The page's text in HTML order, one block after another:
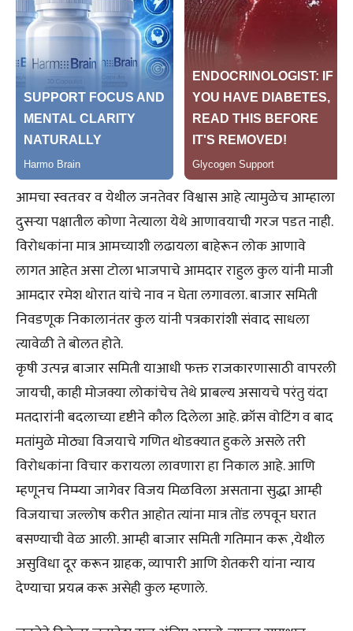
आमचा स्वतःवर व येथील जनतेवर विश्वास आहे त्यामुळेच आम्हाला
दुसऱ्या पक्षातील कोणा नेत्याला येथे आणावयाची गरज पडत नाही.
विरोधकांना मात्र आमच्याशी लढायला बाहेरून लोक आणावे
लागत आहेत असा टोला भाजपाचे आमदार राहुल कुल यांनी माजी
आमदार रमेश थोरात यांचे नाव न घेता लगावला. बाजार समिती
निवडणूक निकालानंतर कुल यांनी पत्रकारांशी संवाद साधला
त्यावेळी ते बोलत होते.
कृषी उत्पन्न बाजार समिती याआधी फक्त राजकारणासाठी वापरली
जायची, काही मोजक्या लोकांचेच तेथे प्राबल्य असायचे परंतु यंदा
मतदारांनी बदलाच्या दृष्टीने कौल दिलेला आहे. क्रॉस वोटिंग व बाद
मतांमुळे मोठ्या विजयाचे गणित थोडक्यात हुकले असले तरी
विरोधकांना विचार करायला लावणारा हा निकाल आहे. आणि
म्हणूनच निम्म्या जागेवर विजय मिळविला असताना सुद्धा आम्ही
विजयाचा जल्लोष करीत आहोत त्यांना मात्र तोंड लपवून घरात
बसण्याची वेळ आली. आम्ही बाजार समिती गतिमान करू ,येथील
असुविधा दूर करून ग्राहक, व्यापारी आणि शेतकरी यांना न्याय
देण्याचा प्रयत्न करू असेही कुल म्हणाले.